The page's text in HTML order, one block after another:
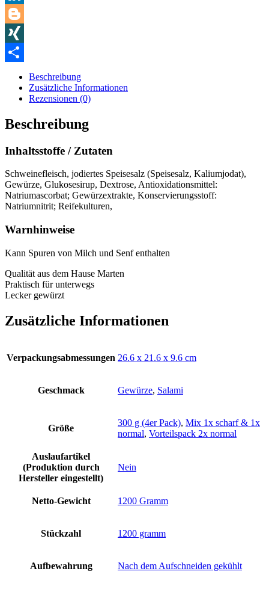
LinkedIn
Blogger
XING
Beschreibung
Zusätzliche Informationen
Rezensionen (0)
Beschreibung
Inhaltsstoffe / Zutaten
Schweinefleisch, jodiertes Speisesalz (Speisesalz, Kaliumjodat),
Gewürze, Glukosesirup, Dextrose, Antioxidationsmittel:
Natriumascorbat; Gewürzextrakte, Konservierungsstoff:
Natriumnitrit; Reifekulturen,
Warnhinweise
Kann Spuren von Milch und Senf enthalten
Qualität aus dem Hause Marten
Praktisch für unterwegs
Lecker gewürzt
Zusätzliche Informationen
Verpackungsabmessungen ‎26.6 x 21.6 x 9.6 cm
Geschmack Gewürze, Salami
Größe
300 g (4er Pack), Mix 1x scharf & 1x
normal, Vorteilspack 2x normal
Auslaufartikel
(Produktion durch
Hersteller eingestellt)
‎Nein
Netto-Gewicht ‎1200 Gramm
Stückzahl ‎1200 gramm
Aufbewahrung ‎Nach dem Aufschneiden gekühlt